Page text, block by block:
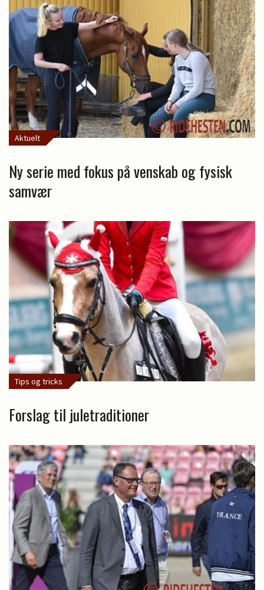
Aktuelt
Ny serie med fokus på venskab og fysisk
samvær
Tips og tricks
Forslag til juletraditioner